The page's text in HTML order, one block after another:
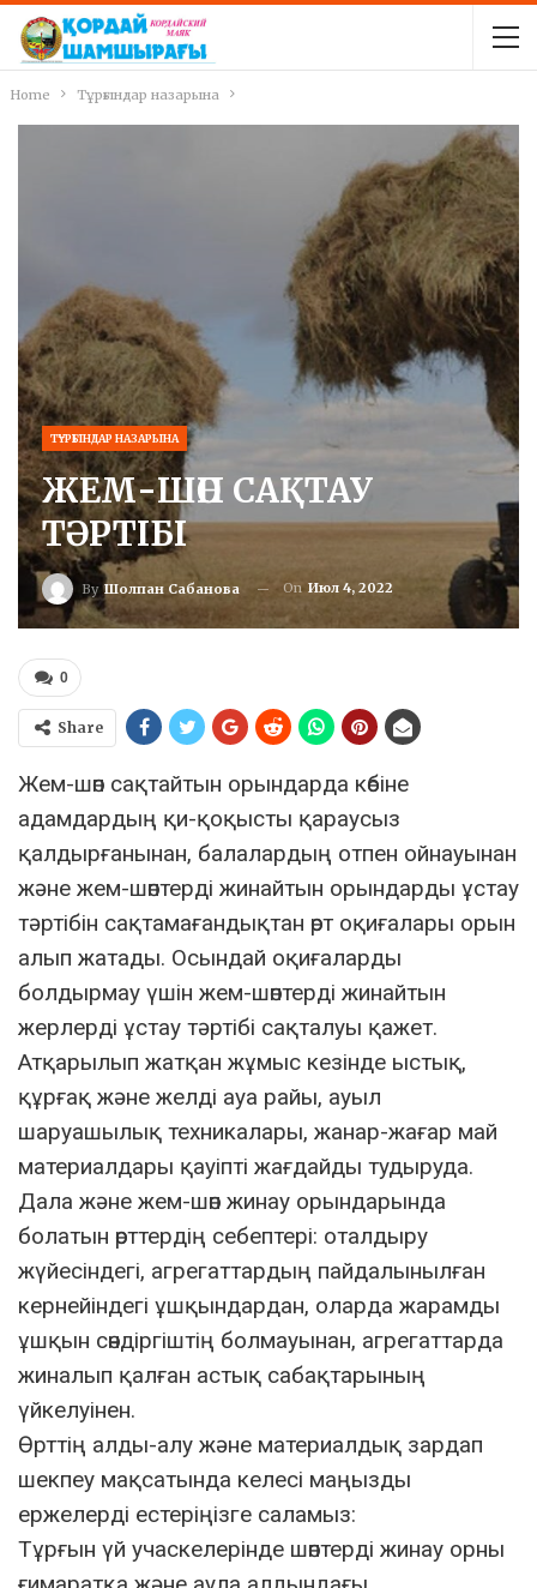
Home Тұрғындар назарына
ТҰРҒЫНДАР НАЗАРЫНА
ЖЕМ-ШӨП САҚТАУ
ТӘРТІБІ
By Шолпан Сабанова On Июл 4, 2022
0
Share
Жем-шөп сақтайтын орындарда көбіне
адамдардың қи-қоқысты қараусыз
қалдырғанынан, балалардың отпен ойнауынан
және жем-шөптерді жинайтын орындарды ұстау
тәртібін сақтамағандықтан өрт оқиғалары орын
алып жатады. Осындай оқиғаларды
болдырмау үшін жем-шөптерді жинайтын
жерлерді ұстау тәртібі сақталуы қажет.
Атқарылып жатқан жұмыс кезінде ыстық,
құрғақ және желді ауа райы, ауыл
шаруашылық техникалары, жанар-жағар май
материалдары қауіпті жағдайды тудыруда.
Дала және жем-шөп жинау орындарында
болатын өрттердің себептері: оталдыру
жүйесіндегі, агрегаттардың пайдалынылған
кернейіндегі ұшқындардан, оларда жарамды
ұшқын сөндіргіштің болмауынан, агрегаттарда
жиналып қалған астық сабақтарының
үйкелуінен.
Өрттің алды-алу және материалдық зардап
шекпеу мақсатында келесі маңызды
ержелерді естеріңізге саламыз:
Тұрғын үй учаскелерінде шөптерді жинау орны